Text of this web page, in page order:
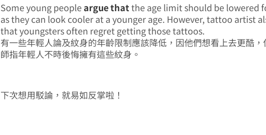
Some young peopleargue thatthe age limit should be lowered
as they can look cooler at a younger age. However, tattoo artist
that youngsters often regret getting those tattoos.
有一些年輕人論及紋身的年齡限制應該降低，因他們想看上去更酷
師指年輕人不時後悔擁有這些紋身。
下次想用駁論，就易如反掌啦！